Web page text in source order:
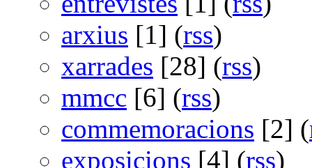
arxius [1] (rss)
xarrades [28] (rss)
mmcc [6] (rss)
commemoracions [2] (
exposicions [4] (rss)